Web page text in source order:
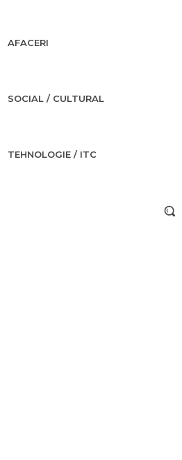
AFACERI
SOCIAL / CULTURAL
TEHNOLOGIE / ITC